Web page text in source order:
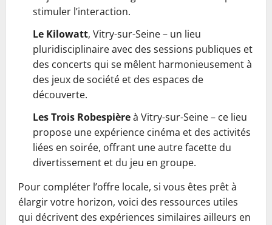
stimuler l’interaction.
Le Kilowatt, Vitry-sur-Seine – un lieu
pluridisciplinaire avec des sessions publiques et
des concerts qui se mêlent harmonieusement à
des jeux de société et des espaces de
découverte.
Les Trois Robespièreà Vitry-sur-Seine – ce lieu
propose une expérience cinéma et des activités
liées en soirée, offrant une autre facette du
divertissement et du jeu en groupe.
Pour compléter l’offre locale, si vous êtes prêt à
élargir votre horizon, voici des ressources utiles
qui décrivent des expériences similaires ailleurs en